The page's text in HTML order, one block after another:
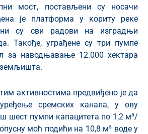
мост, постављени су носачи
је платформа у кориту реке
су сви радови на изградњи
Такође, уграђене су три пумпе
за наводњавање 12.000 хектара
активностима предвиђено је да
сремских канала, у ову
шест пумпи капацитета по 1,2 м³/
моћ подићи на 10,8 м³ воде у